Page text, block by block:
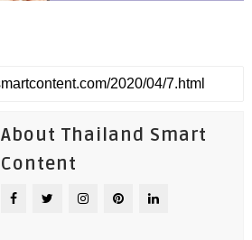
About Thailand Smart
Content